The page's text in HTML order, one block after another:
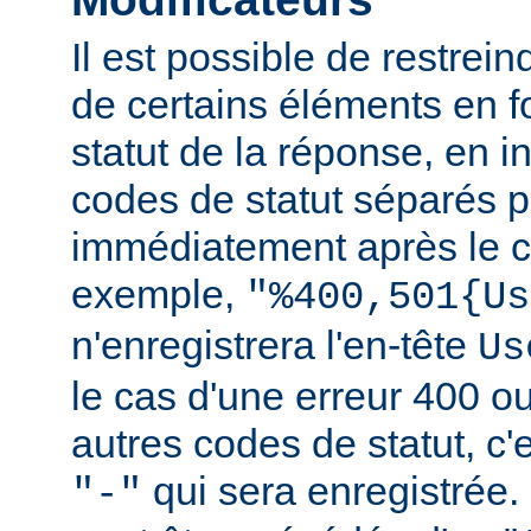
Il est possible de
de certains éléments en
statut de la réponse, en
codes de statut séparés
immédiatement après le
exemple,
n'enregistrera l'en-tête
le cas d'une erreur 400
autres codes de statut,
"-" qui sera